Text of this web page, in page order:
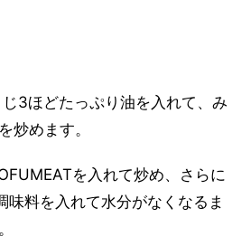
3ほどたっぷり油を入れて、み
炒めます。
を入れて炒め、さらに
味料を入れて水分がなくなるま